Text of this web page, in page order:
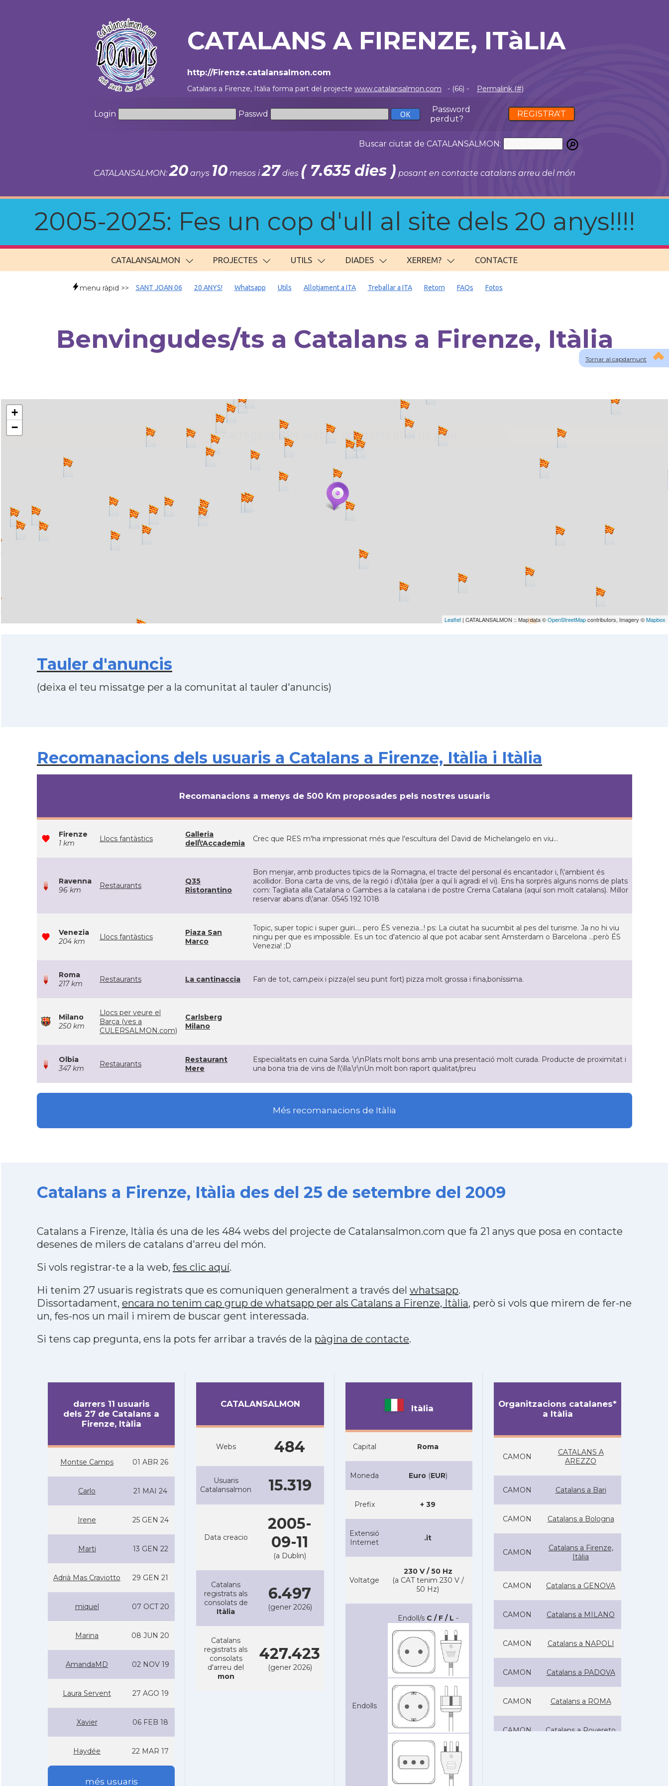
CATALANS A FIRENZE, ITàLIA
http://Firenze.catalansalmon.com
Catalans a Firenze, Itàlia forma part del projecte www.catalansalmon.com - (66) - Permalink (#)
Login Passwd
Password
perdut?
REGISTRA'T
Buscar ciutat de CATALANSALMON:
CATALANSALMON:20 anys 10 mesos i27 dies ( 7.635 dies ) posant en contacte catalans arreu del món
2005-2025: Fes un cop d'ull al site dels 20 anys!!!!
CATALANSALMON PROJECTES UTILS DIADES XERREM? CONTACTE
Tornar al capdamunt
menu ràpid >> SANT JOAN 06 20 ANYS! Whatsapp Utils Allotjament a ITA Treballar a ITA Retorn FAQs Fotos
Benvingudes/ts a Catalans a Firenze, Itàlia
... carregant 484 webs... un moment si us plau
+
−
Leaflet | CATALANSALMON :: Map data ©OpenStreetMapcontributors, Imagery ©Mapbox
Tauler d'anuncis
(deixa el teu missatge per a la comunitat al tauler d'anuncis)
Recomanacions dels usuaris a Catalans a Firenze, Itàlia i Itàlia
Recomanacions a menys de 500 Km proposades pels nostres usuaris
Firenze
1 km
Llocs fantàstics
Galleria
dell\'Accademia
Crec que RES m'ha impressionat més que l'escultura del David de Michelangelo en viu...
Ravenna
96 km
Restaurants
Q35
Ristorantino
Bon menjar, amb productes tipics de la Romagna, el tracte del personal és encantador i, l\'ambient és
acollidor. Bona carta de vins, de la regió i d\'itàlia (per a quí li agradi el vi). Ens ha sorprès alguns noms de plats
com: Tagliata alla Catalana o Gambes a la catalana i de postre Crema Catalana (aquí son molt catalans). Millor
reservar abans d\'anar. 0545 192 1018
Venezia
204 km
Llocs fantàstics
Piaza San
Marco
Topic, super topic i super guiri.... pero ÉS venezia...! ps: La ciutat ha sucumbit al pes del turisme. Ja no hi viu
ningu per que es impossible. Es un toc d'atencio al que pot acabar sent Amsterdam o Barcelona ...però ÉS
Venezia! ;D
Roma
217 km
Restaurants La cantinaccia Fan de tot, carn,peix i pizza(el seu punt fort) pizza molt grossa i fina,boníssima.
Milano
250 km
Llocs per veure el
Barça (ves a
CULERSALMON.com)
Carlsberg
Milano
Olbia
347 km
Restaurants
Restaurant
Mere
Especialitats en cuina Sarda. \r\nPlats molt bons amb una presentació molt curada. Producte de proximitat i
una bona tria de vins de l\'illa.\r\nUn molt bon raport qualitat/preu
Més recomanacions de Itàlia
Catalans a Firenze, Itàlia des del 25 de setembre del 2009
Catalans a Firenze, Itàlia és una de les 484 webs del projecte de Catalansalmon.com que fa 21 anys que posa en contacte
desenes de milers de catalans d'arreu del món.
Si vols registrar-te a la web, fes clic aquí.
Hi tenim 27 usuaris registrats que es comuniquen generalment a través del whatsapp.
Dissortadament, encara no tenim cap grup de whatsapp per als Catalans a Firenze, Itàlia, però si vols que mirem de fer-ne
un, fes-nos un mail i mirem de buscar gent interessada.
Si tens cap pregunta, ens la pots fer arribar a través de la pàgina de contacte.
darrers 11 usuaris
dels 27 de Catalans a
Firenze, Itàlia
Montse Camps 01 ABR 26
Carlo 21 MAI 24
Irene 25 GEN 24
Marti 13 GEN 22
Adrià Mas Craviotto 29 GEN 21
miquel 07 OCT 20
Marina 08 JUN 20
AmandaMD 02 NOV 19
Laura Servent 27 AGO 19
Xavier 06 FEB 18
Haydée 22 MAR 17
més usuaris
CATALANSALMON
Webs 484
Usuaris
Catalansalmon
15.319
Data creacio
2005-
09-11
(a Dublin)
Catalans
registrats als
consolats de
Itàlia
6.497
(gener 2026)
Catalans
registrats als
consolats
d'arreu del
mon
427.423
(gener 2026)
Itàlia
Capital Roma
Moneda Euro(EUR)
Prefix + 39
Extensió
Internet
.it
Voltatge
230 V / 50 Hz
(a CAT tenim 230 V /
50 Hz)
Endolls
Endoll/s C / F / L -
Organitzacions catalanes*
a Itàlia
CAMON
CATALANS A
AREZZO
CAMON Catalans a Bari
CAMON Catalans a Bologna
CAMON
Catalans a Firenze,
Itàlia
CAMON Catalans a GENOVA
CAMON Catalans a MILANO
CAMON Catalans a NAPOLI
CAMON Catalans a PADOVA
CAMON Catalans a ROMA
CAMON Catalans a Rovereto